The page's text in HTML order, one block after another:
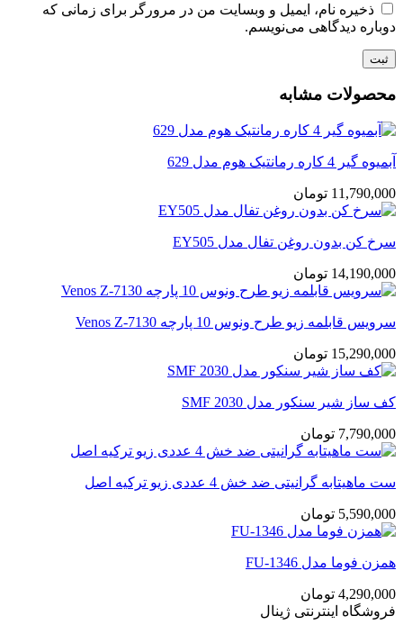
ذخیره نام، ایمیل و وبسایت من در مرورگر برای زمانی که
دوباره دیدگاهی می‌نویسم.
محصولات مشابه
آبمیوه گیر 4 کاره رمانتیک هوم مدل 629
11,790,000 تومان
سرخ کن بدون روغن تفال مدل EY505
14,190,000 تومان
سرویس قابلمه زیو طرح ونوس 10 پارچه Venos Z-7130
15,290,000 تومان
کف‌ ساز شیر‌ سنکور مدل SMF 2030
7,790,000 تومان
ست ماهیتابه گرانیتی ضد خش 4 عددی زیو ترکیه اصل
5,590,000 تومان
همزن فوما مدل FU-1346
4,290,000 تومان
فروشگاه اینترنتی ژینال